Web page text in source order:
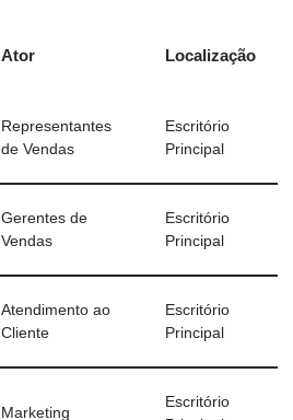
Ator Localização
Representantes
de Vendas
Escritório
Principal
Gerentes de
Vendas
Escritório
Principal
Atendimento ao
Cliente
Escritório
Principal
Marketing
Escritório